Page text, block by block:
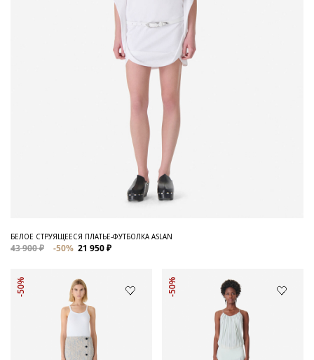
БЕЛОЕ СТРУЯЩЕЕСЯ ПЛАТЬЕ-ФУТБОЛКА ASLAN
43 900 ₽ -50% 21 950 ₽
-50% -50%